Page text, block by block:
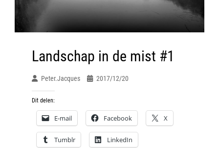
Landschap in de mist #1
Peter.jacques 2017/12/20
Dit delen:
E-mail Facebook X
Tumblr LinkedIn